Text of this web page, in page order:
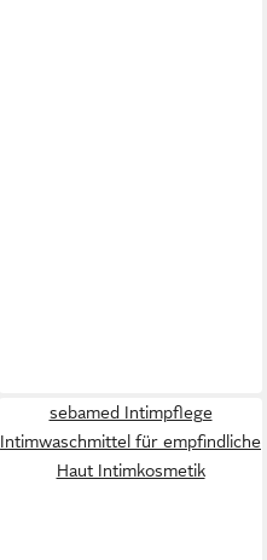
sebamed Intimpflege
Intimwaschmittel für empfindliche
Haut Intimkosmetik